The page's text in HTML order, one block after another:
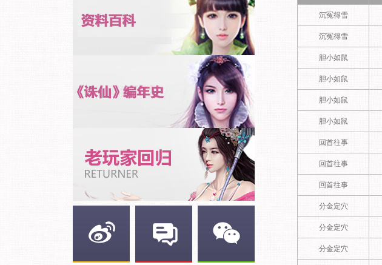
沉冤得雪
沉冤得雪
胆小如鼠
胆小如鼠
胆小如鼠
胆小如鼠
回首往事
回首往事
回首往事
分金定穴
分金定穴
分金定穴